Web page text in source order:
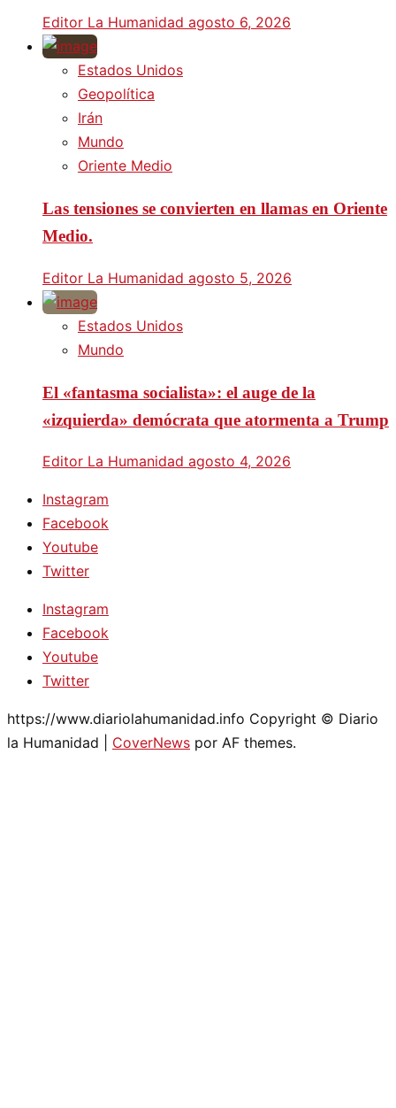
Editor La Humanidad agosto 6, 2026
Estados Unidos
Geopolítica
Irán
Mundo
Oriente Medio
Las tensiones se convierten en llamas en Oriente
Medio.
Editor La Humanidad agosto 5, 2026
Estados Unidos
Mundo
El «fantasma socialista»: el auge de la
«izquierda» demócrata que atormenta a Trump
Editor La Humanidad agosto 4, 2026
Instagram
Facebook
Youtube
Twitter
Instagram
Facebook
Youtube
Twitter
https://www.diariolahumanidad.info Copyright © Diario
la Humanidad
CoverNews por AF themes.